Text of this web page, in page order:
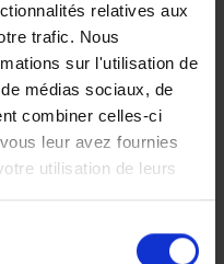
relatives aux
trafic. Nous
sur l'utilisation de
médias sociaux, de
combiner celles-ci
leur avez fournies
utilisation de leurs